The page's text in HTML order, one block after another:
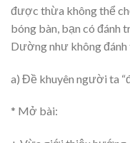
được thừa không thể
bóng bàn, bạn có đánh
Dường như không đánh
a) Đề khuyên người ta
* Mở bài: